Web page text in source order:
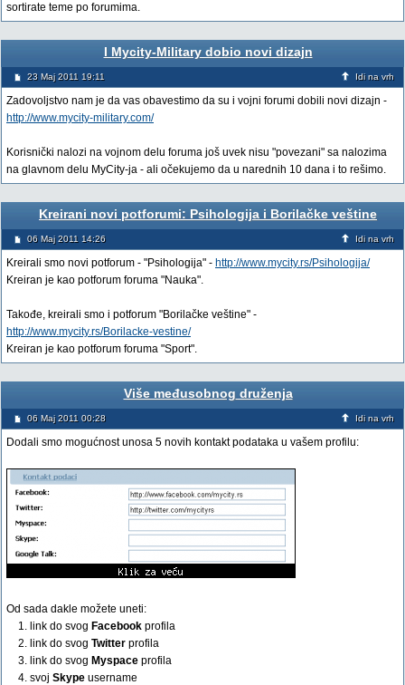
sortirate teme po forumima.
I Mycity-Military dobio novi dizajn
23 Maj 2011 19:11 Idi na vrh
Zadovoljstvo nam je da vas obavestimo da su i vojni forumi dobili novi dizajn -
http://www.mycity-military.com/
Korisnički nalozi na vojnom delu foruma još uvek nisu "povezani" sa nalozima
na glavnom delu MyCity-ja - ali očekujemo da u narednih 10 dana i to rešimo.
Kreirani novi potforumi: Psihologija i Borilačke veštine
06 Maj 2011 14:26 Idi na vrh
Kreirali smo novi potforum - "Psihologija" - http://www.mycity.rs/Psihologija/
Kreiran je kao potforum foruma "Nauka".
Takođe, kreirali smo i potforum "Borilačke veštine" -
http://www.mycity.rs/Borilacke-vestine/
Kreiran je kao potforum foruma "Sport".
Više međusobnog druženja
06 Maj 2011 00:28 Idi na vrh
Dodali smo mogućnost unosa 5 novih kontakt podataka u vašem profilu:
Od sada dakle možete uneti:
1. link do svog Facebook profila
2. link do svog Twitter profila
3. link do svog Myspace profila
4. svoj Skype username